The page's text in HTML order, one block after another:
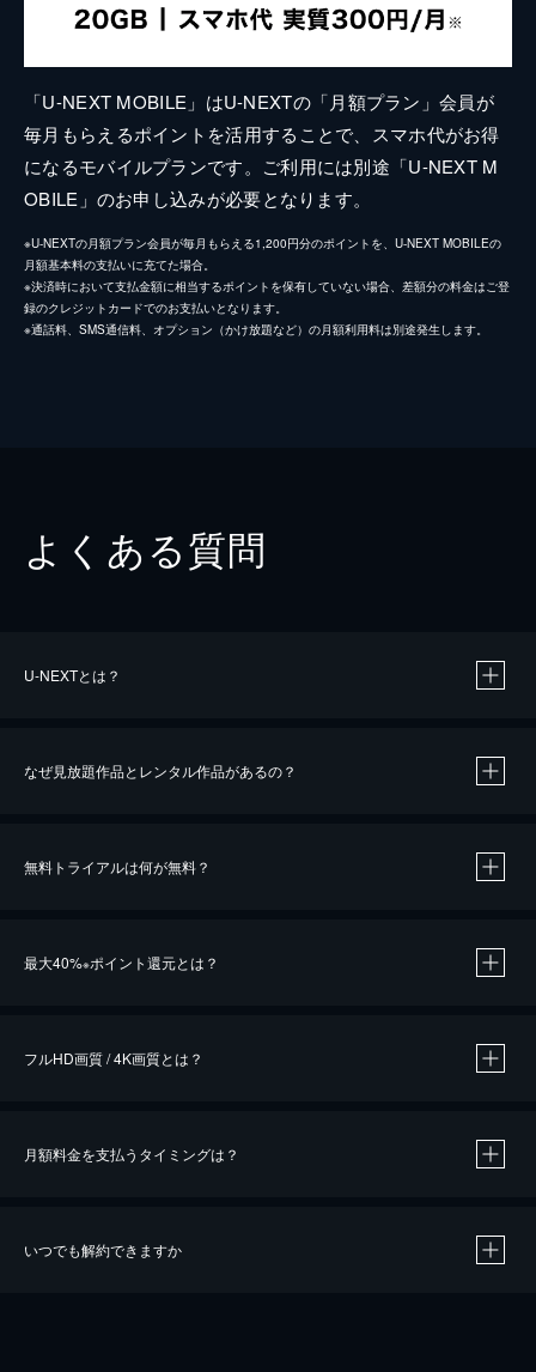
「U-NEXT MOBILE」はU-NEXTの「月額プラン」会員が
毎月もらえるポイントを活用することで、スマホ代がお得
になるモバイルプランです。ご利用には別途「U-NEXT M
OBILE」のお申し込みが必要となります。
※U-NEXTの月額プラン会員が毎月もらえる1,200円分のポイントを、U-NEXT MOBILEの
月額基本料の支払いに充てた場合。
※決済時において支払金額に相当するポイントを保有していない場合、差額分の料金はご登
録のクレジットカードでのお支払いとなります。
※通話料、SMS通信料、オプション（かけ放題など）の月額利用料は別途発生します。
よくある質問
U-NEXTとは？
なぜ見放題作品とレンタル作品があるの？
無料トライアルは何が無料？
最大40%※ポイント還元とは？
※40％ポイント還元の対象は、クレジットカード決済による作品の購入 / レンタルです。
iOSアプリのUコイン決済による作品の購入 / レンタルは、20％のポイント還元です。
フルHD画質 / 4K画質とは？
月額料金を支払うタイミングは？
いつでも解約できますか